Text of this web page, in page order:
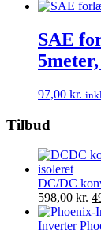
SAE
97,00 kr.
Tilbud
DC/DC
598,00kr.
Inverter